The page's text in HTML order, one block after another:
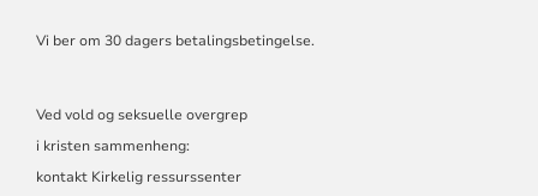
Vi ber om 30 dagers betalingsbetingelse.
Ved vold og seksuelle overgrep
i kristen sammenheng:
kontakt Kirkelig ressurssenter